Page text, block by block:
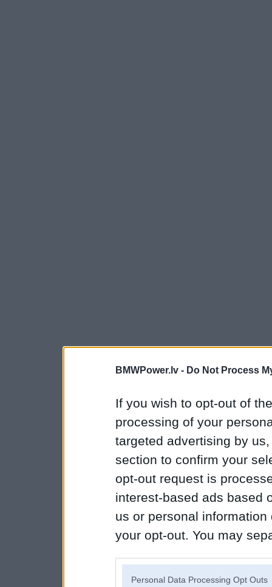
BMWPower.lv - Do Not Process
If you wish to opt-out of
processing of your
targeted advertising by
section to confirm your
opt-out request is
interest-based ads based
us or personal
your opt-out. You may
Personal Data Processing Opt Outs